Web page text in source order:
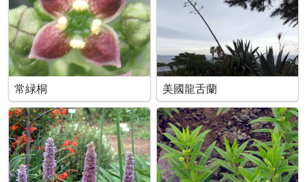
常緑桐 美國龍舌蘭